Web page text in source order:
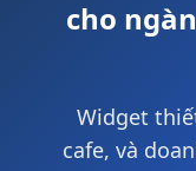
cho
Widget
cafe, và